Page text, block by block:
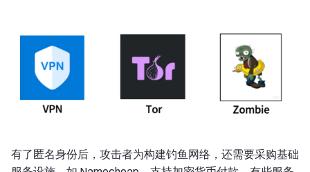
有了匿名身份后，攻击者为构建钓鱼网络，还需要采购基础